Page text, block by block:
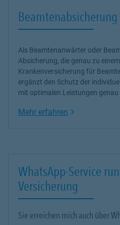
Beamtenabsicherung
Als Beamtenanwärter oder
Absicherung, die genau zu
Krankenversicherung für
ergänzt den Schutz der
mit optimalen Leistungen genau
Mehr erfahren Link Opens in
WhatsApp-Service
Versicherung
Sie erreichen mich auch über